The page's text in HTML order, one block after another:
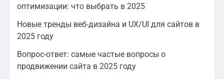
оптимизации: что выбрать в 2025
Новые тренды веб-дизайна и UX/UI для сайтов в
2025 году
Вопрос-ответ: самые частые вопросы о
продвижении сайта в 2025 году